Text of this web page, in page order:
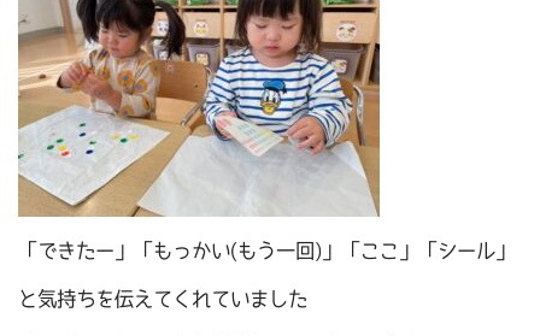
「できたー」「もっかい(もう一回)」「ここ」「シール」
と気持ちを伝えてくれていました